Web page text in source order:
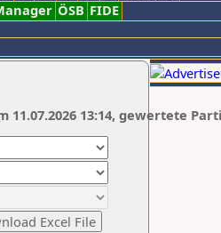
ÖSB FIDE
11.07.2026 13:14, gewertete